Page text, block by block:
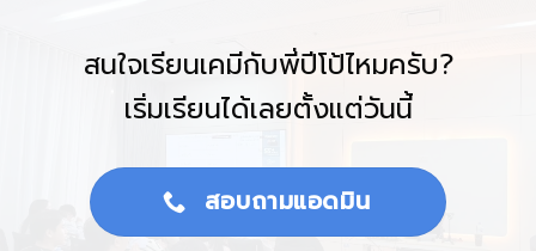
สนใจเรียนเคมีกับพี่ปีโป้ไหมครับ?
เริ่มเรียนได้เลยตั้งแต่วันนี้
สอบถามแอดมิน